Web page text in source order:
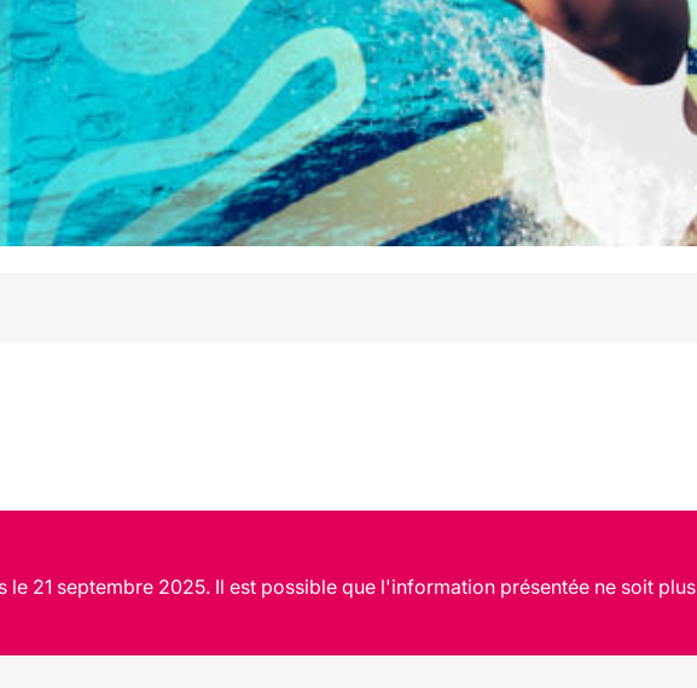
le 21 septembre 2025. Il est possible que l'information présentée ne soit plus